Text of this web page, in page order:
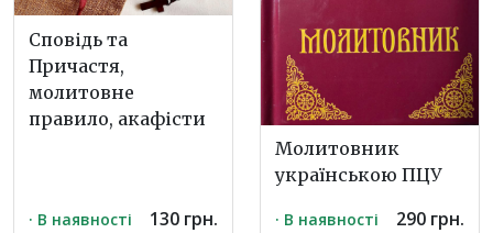
Сповідь та
Причастя,
молитовне
правило, акафісти
· В наявності
130 грн.
Молитовник
українською ПЦУ
· В наявності
290 грн.